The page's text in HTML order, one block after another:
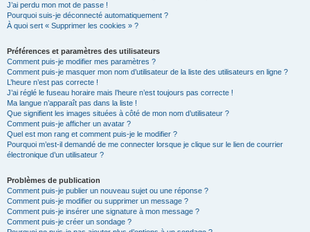
J’ai perdu mon mot de passe !
Pourquoi suis-je déconnecté automatiquement ?
À quoi sert « Supprimer les cookies » ?
Préférences et paramètres des utilisateurs
Comment puis-je modifier mes paramètres ?
Comment puis-je masquer mon nom d’utilisateur de la liste des utilisateurs en ligne ?
L’heure n’est pas correcte !
J’ai réglé le fuseau horaire mais l’heure n’est toujours pas correcte !
Ma langue n’apparaît pas dans la liste !
Que signifient les images situées à côté de mon nom d’utilisateur ?
Comment puis-je afficher un avatar ?
Quel est mon rang et comment puis-je le modifier ?
Pourquoi m’est-il demandé de me connecter lorsque je clique sur le lien de courrier
électronique d’un utilisateur ?
Problèmes de publication
Comment puis-je publier un nouveau sujet ou une réponse ?
Comment puis-je modifier ou supprimer un message ?
Comment puis-je insérer une signature à mon message ?
Comment puis-je créer un sondage ?